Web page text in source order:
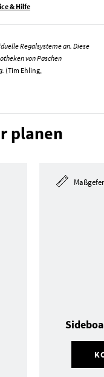
& Hilfe
Regalsysteme an. Diese
von Paschen
(Tim Ehling,
planen